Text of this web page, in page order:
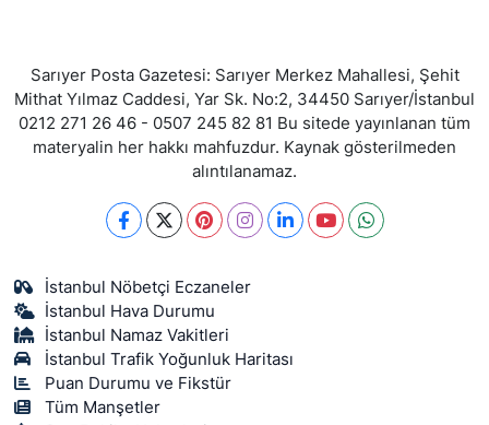
Sarıyer Posta Gazetesi: Sarıyer Merkez Mahallesi, Şehit
Mithat Yılmaz Caddesi, Yar Sk. No:2, 34450 Sarıyer/İstanbul
0212 271 26 46 - 0507 245 82 81 Bu sitede yayınlanan tüm
materyalin her hakkı mahfuzdur. Kaynak gösterilmeden
alıntılanamaz.
İstanbul Nöbetçi Eczaneler
İstanbul Hava Durumu
İstanbul Namaz Vakitleri
İstanbul Trafik Yoğunluk Haritası
Puan Durumu ve Fikstür
Tüm Manşetler